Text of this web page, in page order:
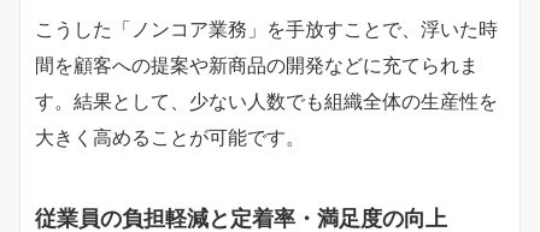
こうした「ノンコア業務」を手放すことで、浮いた時
間を顧客への提案や新商品の開発などに充てられま
す。結果として、少ない人数でも組織全体の生産性を
大きく高めることが可能です。
従業員の負担軽減と定着率・満足度の向上